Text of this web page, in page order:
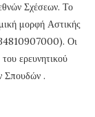
Σχέσεων. Το
μορφή Αστικής
Οι
ερευνητικού
Σπουδών .